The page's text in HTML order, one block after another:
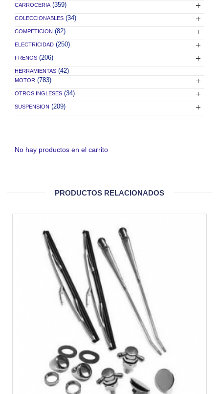
CARROCERIA (359)
COLECCIONABLES (34)
COMPETICION (82)
ELECTRICIDAD (250)
FRENOS (206)
HERRAMIENTAS (42)
MOTOR (783)
OTROS INGLESES (34)
SUSPENSION (209)
No hay productos en el carrito
PRODUCTOS RELACIONADOS